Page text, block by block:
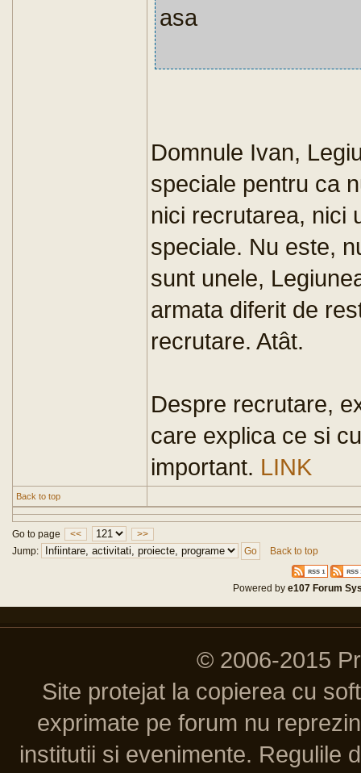
asa
Domnule Ivan,
speciale pentru ca
nici recrutarea, nici
speciale. Nu este,
sunt unele,
armata diferit de
recrutare. Atât.
Despre recrutare,
care explica ce si
important. LINK
Back to top
Go to page <<
>>
Jump:
Back to top
Powered bye107 Forum
© 2006-2015
Site protejat la copierea cu
exprimate pe forum nu
institutii si evenimente. Regulile